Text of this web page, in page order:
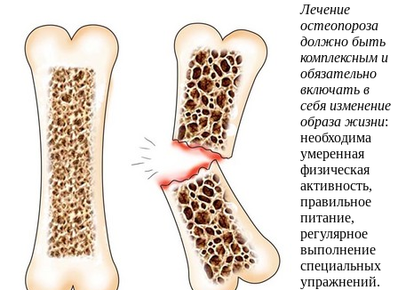
Лечение
остеопороза
должно быть
комплексным и
обязательно
включать в
себя изменение
образа жизни:
необходима
умеренная
физическая
активность,
правильное
питание,
регулярное
выполнение
специальных
упражнений.